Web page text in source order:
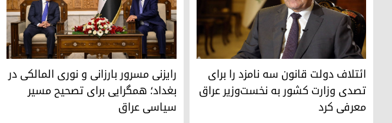
نوری مالکی
ائتلاف دولت قانون سه نامزد را برای
تصدی وزارت کشور به نخست‌وزیر عراق
معرفی کرد
رایزنی مسرور بارزانی و نوری المالکی در
رایزنی مسرور بارزانی و نوری المالکی در
بغداد؛ همگرایی برای تصحیح مسیر
سیاسی عراق